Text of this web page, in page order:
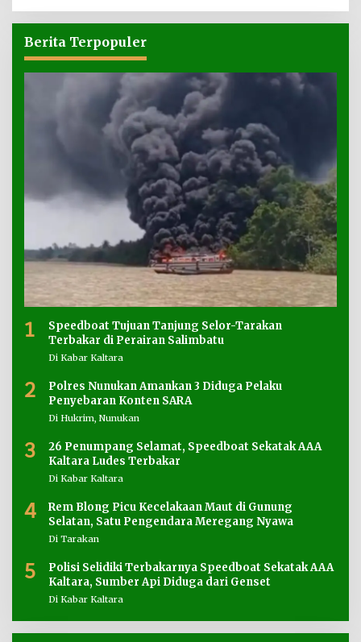
Berita Terpopuler
1
Speedboat Tujuan Tanjung Selor-Tarakan
Terbakar di Perairan Salimbatu
Di Kabar Kaltara
2
Polres Nunukan Amankan 3 Diduga Pelaku
Penyebaran Konten SARA
Di Hukrim, Nunukan
3
26 Penumpang Selamat, Speedboat Sekatak AAA
Kaltara Ludes Terbakar
Di Kabar Kaltara
4
Rem Blong Picu Kecelakaan Maut di Gunung
Selatan, Satu Pengendara Meregang Nyawa
Di Tarakan
5
Polisi Selidiki Terbakarnya Speedboat Sekatak AAA
Kaltara, Sumber Api Diduga dari Genset
Di Kabar Kaltara